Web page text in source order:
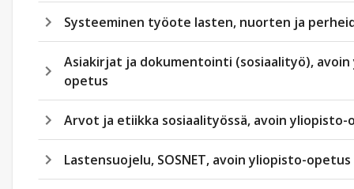
Systeeminen työote lasten, nuorten ja
Asiakirjat ja dokumentointi (sosiaalityö),
opetus
Arvot ja etiikka sosiaalityössä, avoin yliopisto-
Lastensuojelu, SOSNET, avoin yliopisto-opetus